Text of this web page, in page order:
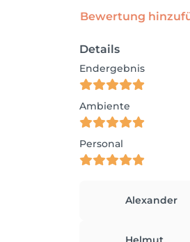
Bewertung
Details
Endergebnis
Ambiente
Personal
Alexander